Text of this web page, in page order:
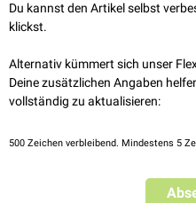
Prostatakarzinoms
;
Du kannst den Artikel selbst
klickst.
Alternativ kümmert sich unser
Deine zusätzlichen Angaben
vollständig zu aktualisieren:
500 Zeichen verbleibend. Mindestens 5